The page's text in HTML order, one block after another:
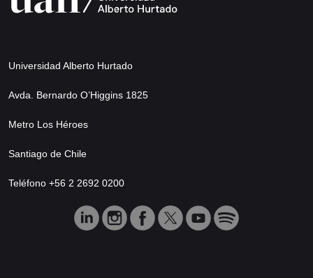
Universidad Alberto Hurtado
Avda. Bernardo O’Higgins 1825
Metro Los Héroes
Santiago de Chile
Teléfono +56 2 2692 0200